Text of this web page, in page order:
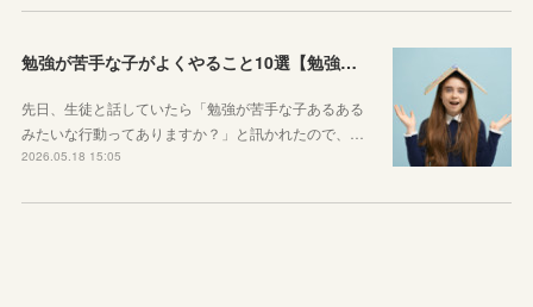
勉強が苦手な子がよくやること10選【勉強苦手あるある】
先日、生徒と話していたら「勉強が苦手な子あるある
みたいな行動ってありますか？」と訊かれたので、…
2026.05.18 15:05